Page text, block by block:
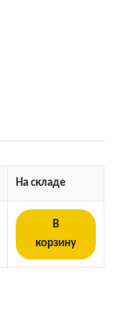
На складе
В
корзину